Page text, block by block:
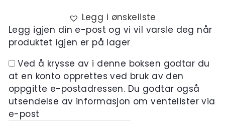
Legg i ønskeliste
Legg igjen din e-post og vi vil varsle deg når
produktet igjen er på lager
Ved å krysse av i denne boksen godtar du
at en konto opprettes ved bruk av den
oppgitte e-postadressen. Du godtar også
utsendelse av informasjon om ventelister via
e-post